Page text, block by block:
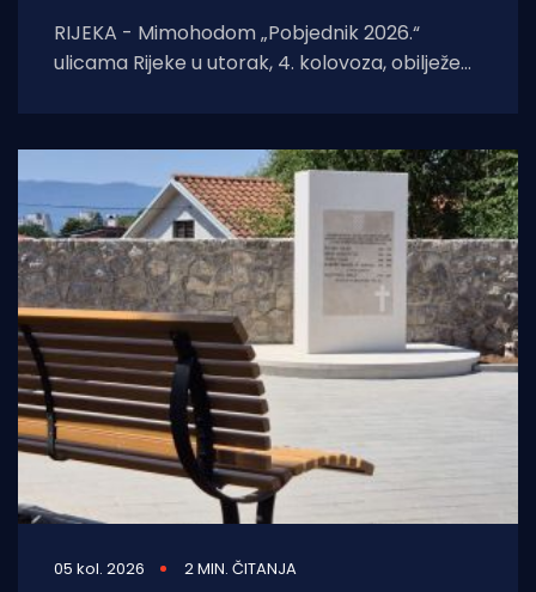
RIJEKA - Mimohodom „Pobjednik 2026.“
ulicama Rijeke u utorak, 4. kolovoza, obilježeni
05 kol. 2026 2 MIN. ČITANJA